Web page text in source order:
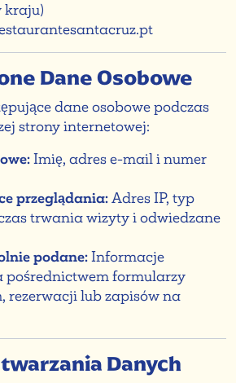
kraju)
Dane Osobowe
dane osobowe podczas
strony internetowej:
Imię, adres e-mail i numer
przeglądania:Adres IP, typ
trwania wizyty i odwiedzane
podane:Informacje
pośrednictwem formularzy
rezerwacji lub zapisów na
Danych